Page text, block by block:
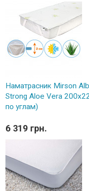
Наматрасник Mirson
Strong Aloe Vera
по углам)
6 319 грн.